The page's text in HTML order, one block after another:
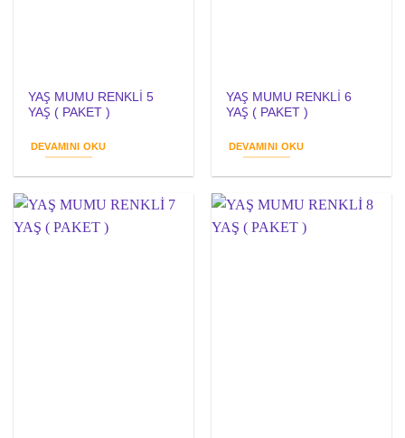
YAŞ MUMU RENKLİ 5
YAŞ ( PAKET )
DEVAMINI OKU
YAŞ MUMU RENKLİ 6
YAŞ ( PAKET )
DEVAMINI OKU